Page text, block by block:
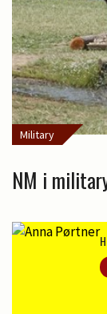
Military
NM i